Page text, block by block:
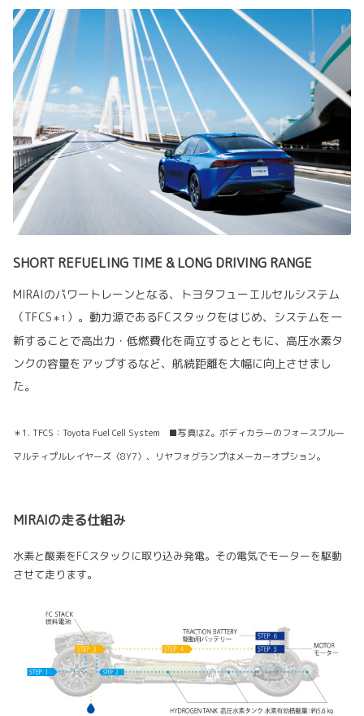
SHORT REFUELING TIME & LONG DRIVING RANGE
MIRAIのパワートレーンとなる、トヨタフューエルセルシステム
（TFCS＊1 ）。動力源であるFCスタックをはじめ、システムを一
新することで高出力・低燃費化を両立するとともに、高圧水素タ
ンクの容量をアップするなど、航続距離を大幅に向上させまし
た。
＊1. TFCS：Toyota Fuel Cell System ■写真はZ。ボディカラーのフォースブルー
マルティプルレイヤーズ〈8Y7〉、リヤフォグランプはメーカーオプション。
MIRAIの走る仕組み
水素と酸素をFCスタックに取り込み発電。その電気でモーターを駆動
させて走ります。